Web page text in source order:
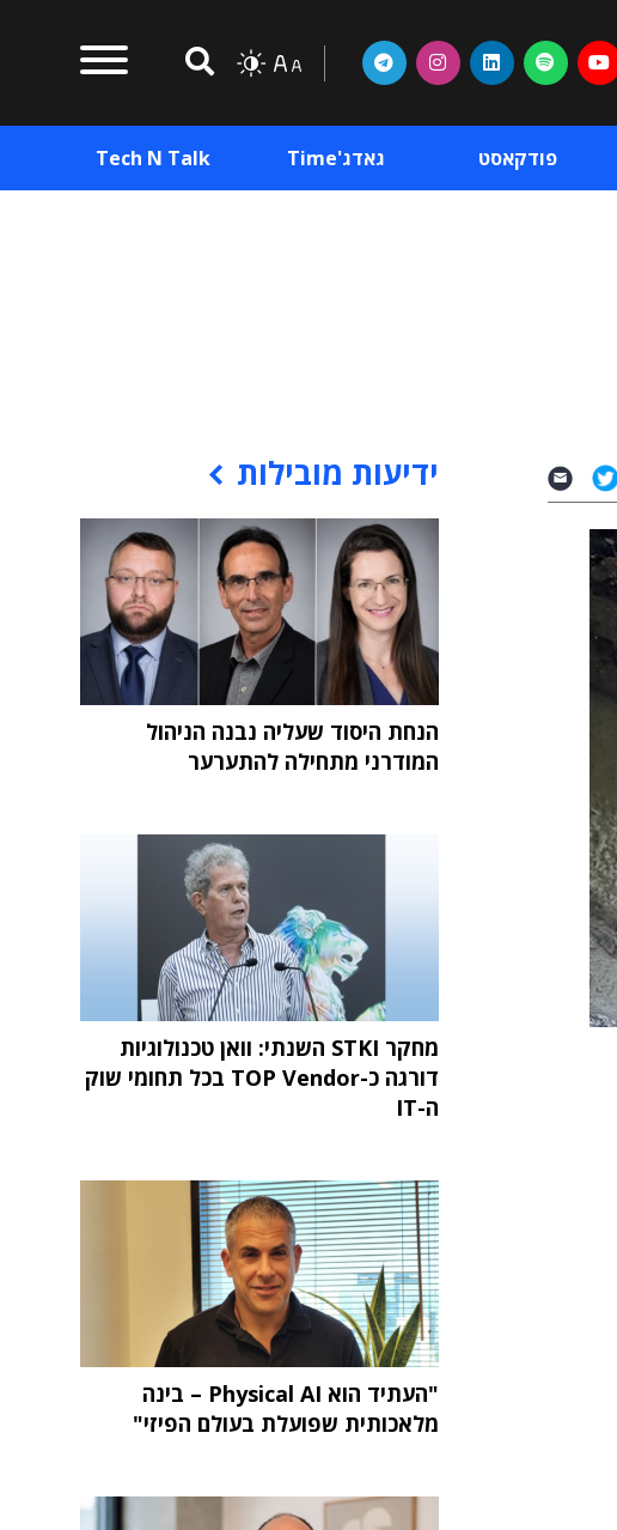
פודקאסט גאדג'Time Tech N Talk
ידיעות מובילות
הנחת היסוד שעליה נבנה הניהול
המודרני מתחילה להתערער
מחקר STKI השנתי: וואן טכנולוגיות
דורגה כ-TOP Vendor בכל תחומי שוק
ה-IT
"העתיד הוא Physical AI – בינה
מלאכותית שפועלת בעולם הפיזי"